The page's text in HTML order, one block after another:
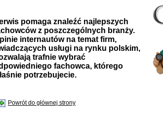
pomaga znaleźć najlepszych
z poszczególnych branży.
internautów na temat firm,
usługi na rynku polskim,
trafnie wybrać
fachowca, którego
potrzebujecie.
Powrót do głównej strony